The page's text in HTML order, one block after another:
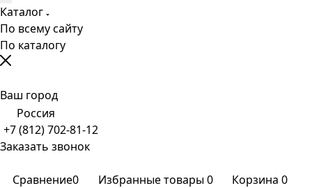
Каталог
По всему сайту
По каталогу
Ваш город
Россия
+7 (812) 702-81-12
Заказать звонок
Сравнение0 Избранные товары0 Корзина 0